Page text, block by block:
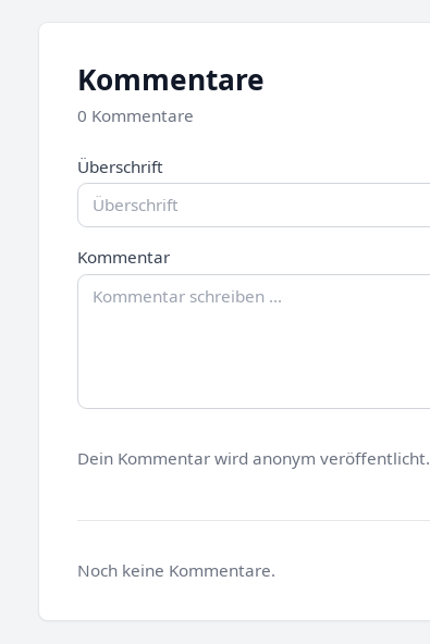
Kommentare
0 Kommentare
Überschrift
Kommentar
Dein Kommentar wird anonym veröffentlicht.
Noch keine Kommentare.